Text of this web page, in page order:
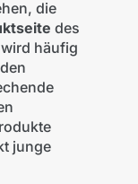
die
des
häufig
junge